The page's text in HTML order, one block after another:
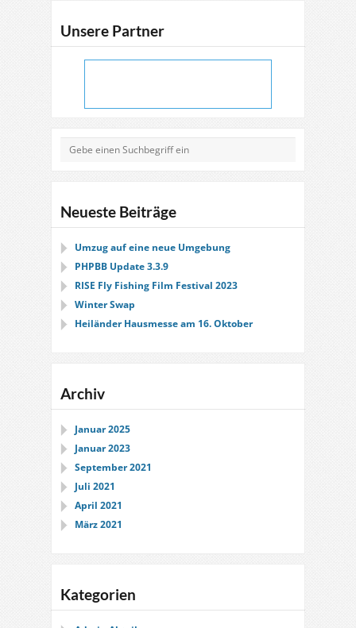
Unsere Partner
Neueste Beiträge
Umzug auf eine neue Umgebung
PHPBB Update 3.3.9
RISE Fly Fishing Film Festival 2023
Winter Swap
Heiländer Hausmesse am 16. Oktober
Archiv
Januar 2025
Januar 2023
September 2021
Juli 2021
April 2021
März 2021
Kategorien